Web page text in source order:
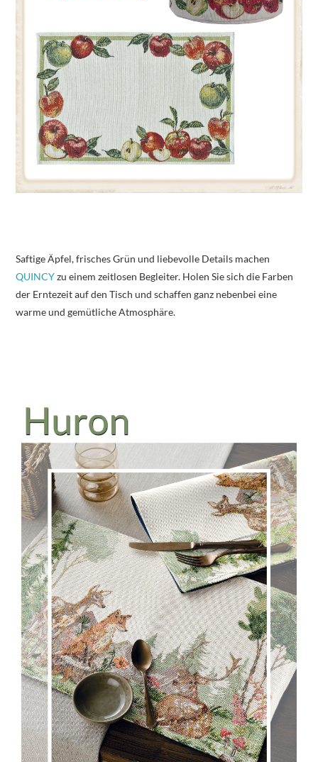
Saftige Äpfel, frisches Grün und liebevolle Details machen
QUINCYzu einem zeitlosen Begleiter. Holen Sie sich die Farben
der Erntezeit auf den Tisch und schaffen ganz nebenbei eine
warme und gemütliche Atmosphäre.